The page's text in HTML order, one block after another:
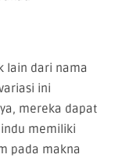
lain dari nama
ini
mereka dapat
memiliki
pada makna